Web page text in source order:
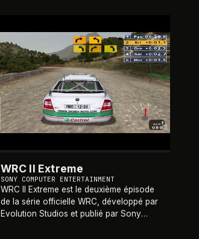
WRC II Extreme
SONY COMPUTER ENTERTAINMENT
WRC II Extreme est le deuxième épisode
de la série officielle WRC, développé par
Evolution Studios et publié par Sony